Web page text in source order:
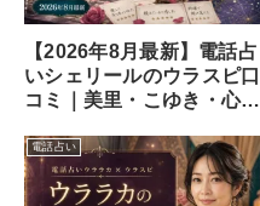
【2026年8月最新】電話占
いシェリールのウラスピ口
コミ｜美里・こゆき・心想
電話占い